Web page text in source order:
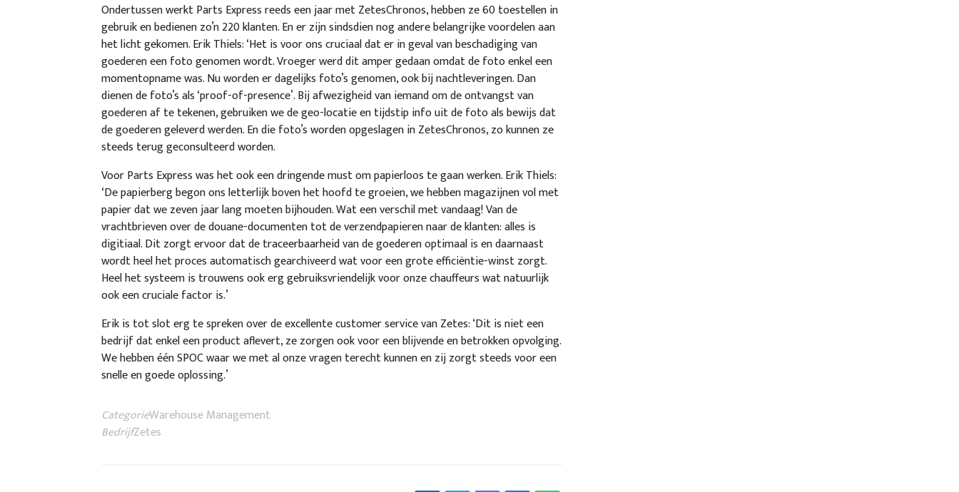
Ondertussen werkt Parts Express reeds een jaar met ZetesChronos, hebben ze 60 toestellen in
gebruik en bedienen zo’n 220 klanten. En er zijn sindsdien nog andere belangrijke voordelen aan
het licht gekomen. Erik Thiels: ‘Het is voor ons cruciaal dat er in geval van beschadiging van
goederen een foto genomen wordt. Vroeger werd dit amper gedaan omdat de foto enkel een
momentopname was. Nu worden er dagelijks foto’s genomen, ook bij nachtleveringen. Dan
dienen de foto’s als ‘proof-of-presence’. Bij afwezigheid van iemand om de ontvangst van
goederen af te tekenen, gebruiken we de geo-locatie en tijdstip info uit de foto als bewijs dat
de goederen geleverd werden. En die foto’s worden opgeslagen in ZetesChronos, zo kunnen ze
steeds terug geconsulteerd worden.
Voor Parts Express was het ook een dringende must om papierloos te gaan werken. Erik Thiels:
‘De papierberg begon ons letterlijk boven het hoofd te groeien, we hebben magazijnen vol met
papier dat we zeven jaar lang moeten bijhouden. Wat een verschil met vandaag! Van de
vrachtbrieven over de douane-documenten tot de verzendpapieren naar de klanten: alles is
digitiaal. Dit zorgt ervoor dat de traceerbaarheid van de goederen optimaal is en daarnaast
wordt heel het proces automatisch gearchiveerd wat voor een grote efficiëntie-winst zorgt.
Heel het systeem is trouwens ook erg gebruiksvriendelijk voor onze chauffeurs wat natuurlijk
ook een cruciale factor is.’
Erik is tot slot erg te spreken over de excellente customer service van Zetes: ‘Dit is niet een
bedrijf dat enkel een product aflevert, ze zorgen ook voor een blijvende en betrokken opvolging.
We hebben één SPOC waar we met al onze vragen terecht kunnen en zij zorgt steeds voor een
snelle en goede oplossing.’
CategorieWarehouse Management
BedrijfZetes